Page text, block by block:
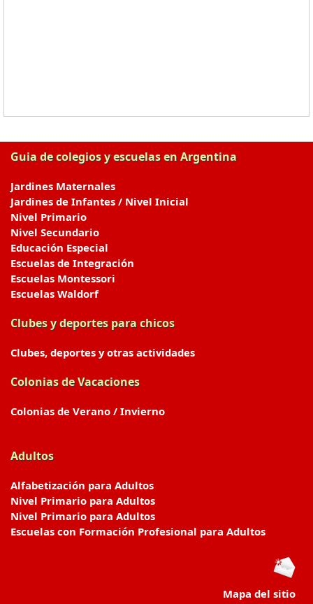
Guia de colegios y escuelas en Argentina
Jardines Maternales
Jardines de Infantes / Nivel Inicial
Nivel Primario
Nivel Secundario
Educación Especial
Escuelas de Integración
Escuelas Montessori
Escuelas Waldorf
Clubes y deportes para chicos
Clubes, deportes y otras actividades
Colonias de Vacaciones
Colonias de Verano / Invierno
Adultos
Alfabetización para Adultos
Nivel Primario para Adultos
Nivel Primario para Adultos
Escuelas con Formación Profesional para Adultos
Mapa del sitio